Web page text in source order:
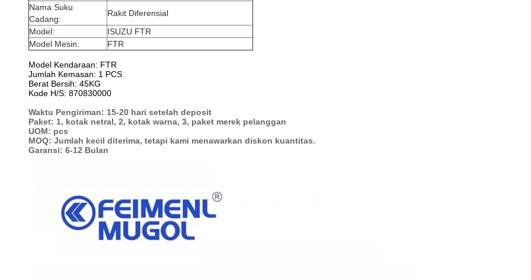
Nama Suku
Cadang:
Rakit Diferensial
Model:
ISUZU FTR
Model Mesin:
FTR
Model Kendaraan: FTR
Jumlah Kemasan: 1 PCS
Berat Bersih: 45KG
Kode H/S: 870830000
Waktu Pengiriman: 15-20 hari setelah deposit
Paket: 1, kotak netral, 2, kotak warna, 3, paket merek pelanggan
UOM: pcs
MOQ: Jumlah kecil diterima, tetapi kami menawarkan diskon kuantitas.
Garansi: 6-12 Bulan